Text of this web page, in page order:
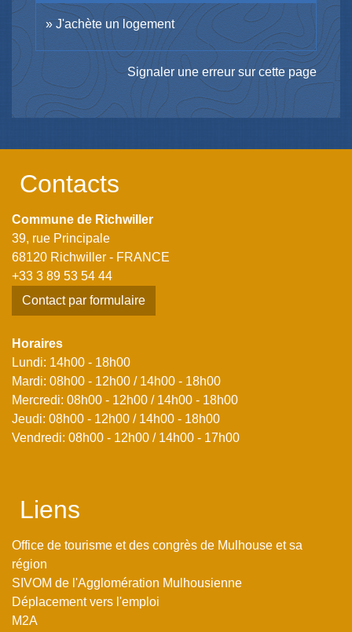
J'achète un logement
Signaler une erreur sur cette page
Contacts
Commune de Richwiller
39, rue Principale
68120 Richwiller - FRANCE
+33 3 89 53 54 44
Contact par formulaire
Horaires
Lundi: 14h00 - 18h00
Mardi: 08h00 - 12h00 / 14h00 - 18h00
Mercredi: 08h00 - 12h00 / 14h00 - 18h00
Jeudi: 08h00 - 12h00 / 14h00 - 18h00
Vendredi: 08h00 - 12h00 / 14h00 - 17h00
Liens
Office de tourisme et des congrès de Mulhouse et sa
région
SIVOM de l'Agglomération Mulhousienne
Déplacement vers l'emploi
M2A